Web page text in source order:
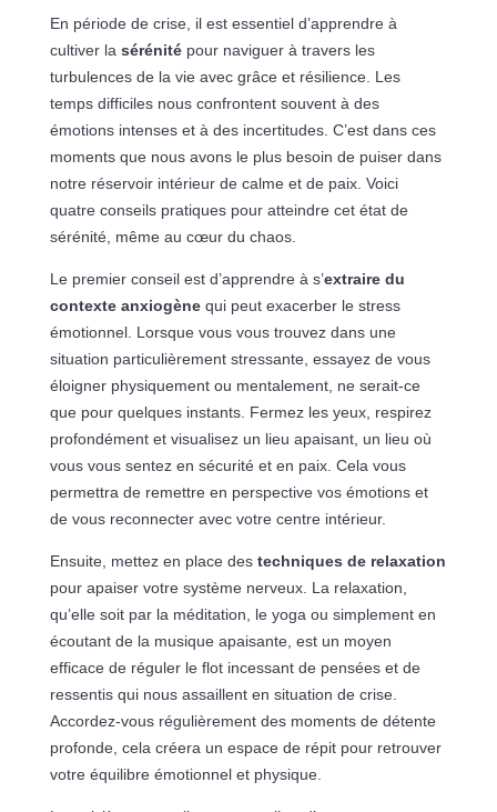
En période de crise, il est essentiel d’apprendre à
cultiver la sérénitépour naviguer à travers les
turbulences de la vie avec grâce et résilience. Les
temps difficiles nous confrontent souvent à des
émotions intenses et à des incertitudes. C’est dans ces
moments que nous avons le plus besoin de puiser dans
notre réservoir intérieur de calme et de paix. Voici
quatre conseils pratiques pour atteindre cet état de
sérénité, même au cœur du chaos.
Le premier conseil est d’apprendre à s’extraire du
contexte anxiogènequi peut exacerber le stress
émotionnel. Lorsque vous vous trouvez dans une
situation particulièrement stressante, essayez de vous
éloigner physiquement ou mentalement, ne serait-ce
que pour quelques instants. Fermez les yeux, respirez
profondément et visualisez un lieu apaisant, un lieu où
vous vous sentez en sécurité et en paix. Cela vous
permettra de remettre en perspective vos émotions et
de vous reconnecter avec votre centre intérieur.
Ensuite, mettez en place des techniques de relaxation
pour apaiser votre système nerveux. La relaxation,
qu’elle soit par la méditation, le yoga ou simplement en
écoutant de la musique apaisante, est un moyen
efficace de réguler le flot incessant de pensées et de
ressentis qui nous assaillent en situation de crise.
Accordez-vous régulièrement des moments de détente
profonde, cela créera un espace de répit pour retrouver
votre équilibre émotionnel et physique.